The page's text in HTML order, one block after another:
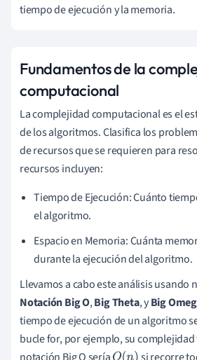
tiempo de ejecución y la memoria.
Fundamentos de la
computacional
La complejidad computacional es el
de los algoritmos. Clasifica los
de recursos que se requieren para
recursos incluyen:
Tiempo de Ejecución: Cuánto
el algoritmo.
Espacio en Memoria: Cuánta
durante la ejecución del algoritmo.
Llevamos a cabo este análisis usando
Notación Big O,Big Theta, yBig
tiempo de ejecución de un algoritmo
bucle for, por ejemplo, su
notación Big O sería
si recorre